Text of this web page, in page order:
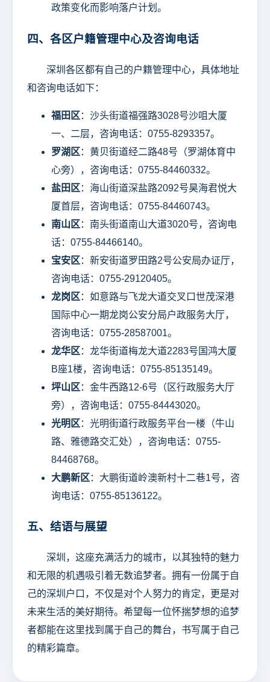
政策变化而影响落户计划。
四、各区户籍管理中心及咨询电话
深圳各区都有自己的户籍管理中心，具体地址
和咨询电话如下：
福田区 ：沙头街道福强路3028号沙咀大厦
一、二层，咨询电话：0755-8293357。
罗湖区 ：黄贝街道经二路48号（罗湖体育中
心旁），咨询电话：0755-84460332。
盐田区 ：海山街道深盐路2092号昊海君悦大
厦首层，咨询电话：0755-84460743。
南山区 ：南头街道南山大道3020号，咨询电
话：0755-84466140。
宝安区 ：新安街道罗田路2号公安局办证厅，
咨询电话：0755-29120405。
龙岗区 ：如意路与飞龙大道交叉口世茂深港
国际中心一期龙岗公安分局户政服务大厅，
咨询电话：0755-28587001。
龙华区 ：龙华街道梅龙大道2283号国鸿大厦
B座1楼，咨询电话：0755-85135149。
坪山区 ：金牛西路12-6号（区行政服务大厅
旁），咨询电话：0755-84443020。
光明区 ：光明街道行政服务平台一楼（牛山
路、雅德路交汇处），咨询电话：0755-
84468768。
大鹏新区 ：大鹏街道岭澳新村十二巷1号，咨
询电话：0755-85136122。
五、结语与展望
深圳，这座充满活力的城市，以其独特的魅力
和无限的机遇吸引着无数追梦者。拥有一份属于自
己的深圳户口，不仅是对个人努力的肯定，更是对
未来生活的美好期待。希望每一位怀揣梦想的追梦
者都能在这里找到属于自己的舞台，书写属于自己
的精彩篇章。